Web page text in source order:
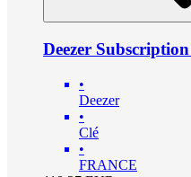
Deezer
•
Deezer
•
Clé
•
FRANCE